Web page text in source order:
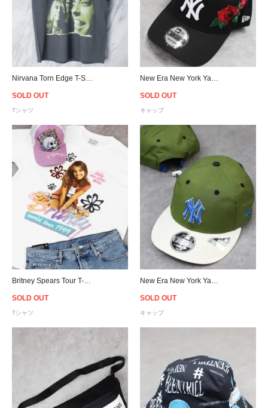
SOLD OUT
Tシャツ
SOLD OUT
キャップ
SOLD OUT
Tシャツ
SOLD OUT
キャップ